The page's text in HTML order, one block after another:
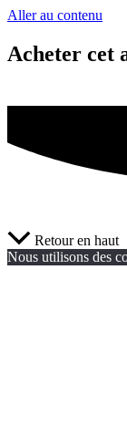
Aller au contenu
Acheter cet
Retour en haut
Nous utilisons des